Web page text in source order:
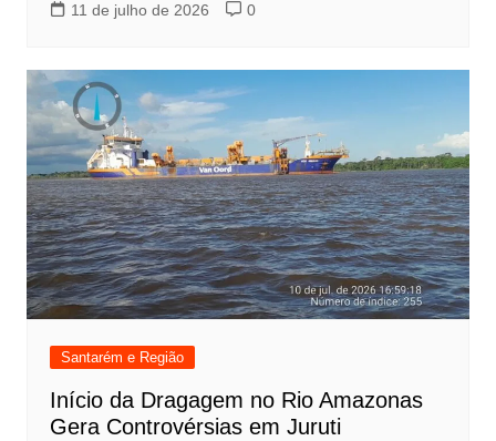
11 de julho de 2026
0
Santarém e Região
Início da Dragagem no Rio Amazonas
Gera Controvérsias em Juruti